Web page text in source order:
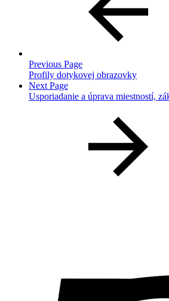
Previous Page
Profily dotykovej obrazovky
Next Page
Usporiadanie a úprava miestností,